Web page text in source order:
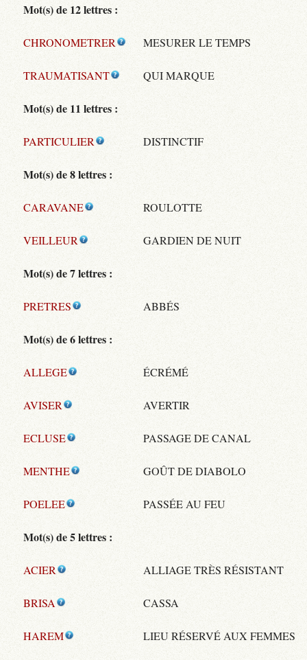
Mot(s) de 12 lettres :
CHRONOMETRER MESURER LE TEMPS
TRAUMATISANT QUI MARQUE
Mot(s) de 11 lettres :
PARTICULIER DISTINCTIF
Mot(s) de 8 lettres :
CARAVANE ROULOTTE
VEILLEUR GARDIEN DE NUIT
Mot(s) de 7 lettres :
PRETRES ABBÉS
Mot(s) de 6 lettres :
ALLEGE ÉCRÉMÉ
AVISER AVERTIR
ECLUSE PASSAGE DE CANAL
MENTHE GOÛT DE DIABOLO
POELEE PASSÉE AU FEU
Mot(s) de 5 lettres :
ACIER ALLIAGE TRÈS RÉSISTANT
BRISA CASSA
HAREM LIEU RÉSERVÉ AUX FEMMES